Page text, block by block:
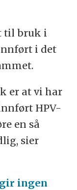
være et
til bruk i
i det
er at vi har
HPV-
en så
sier
ingen